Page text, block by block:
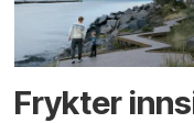
Frykter